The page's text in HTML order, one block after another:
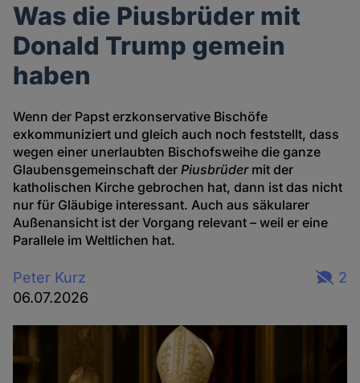
Was die Piusbrüder mit
Donald Trump gemein
haben
Wenn der Papst erzkonservative Bischöfe
exkommuniziert und gleich auch noch feststellt, dass
wegen einer unerlaubten Bischofsweihe die ganze
Glaubensgemeinschaft derPiusbrüder mit der
katholischen Kirche gebrochen hat, dann ist das nicht
nur für Gläubige interessant. Auch aus säkularer
Außenansicht ist der Vorgang relevant – weil er eine
Parallele im Weltlichen hat.
Peter Kurz
06.07.2026
2